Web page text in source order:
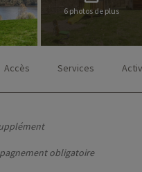
6 photos de plus
Accès Services
obligatoire